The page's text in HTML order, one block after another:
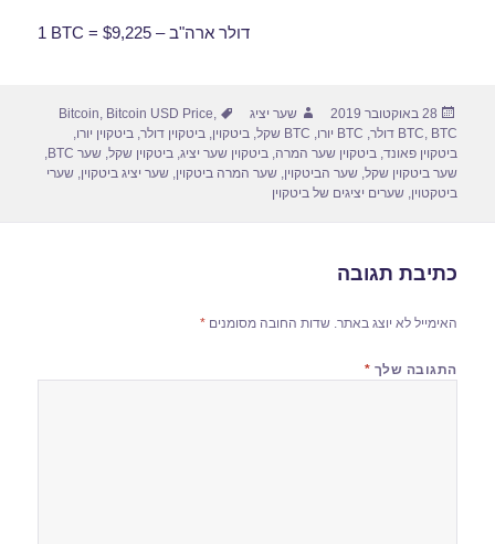
1 BTC = $9,225 – דולר ארה"ב
פורסם
בתאריך
28 באוקטובר 2019 מחבר
שער יציג תגיות Bitcoin, Bitcoin USD Price,
BTC, BTC דולר , BTC יורו , BTC שקל ,ביטקוין,ביטקוין דולר,ביטקוין יורו,
ביטקוין פאונד,ביטקוין שער המרה,ביטקוין שער יציג,ביטקוין שקל,שער BTC
,
שער ביטקוין שקל,שער הביטקוין,שער המרה ביטקוין,שער יציג ביטקוין,שערי
ביטקטוין,שערים יציגים של ביטקוין
כתיבת תגובה
האימייל לא יוצג באתר. שדות החובה מסומנים*
התגובה שלך *